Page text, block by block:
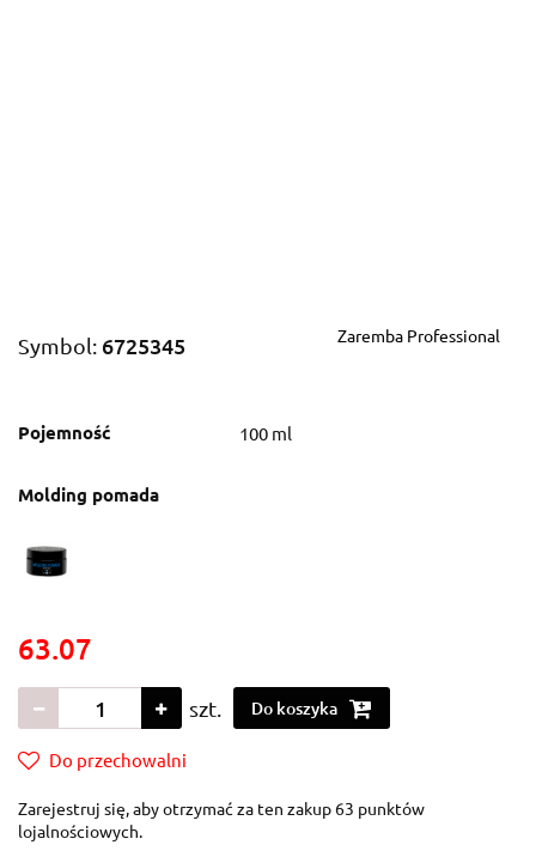
Symbol: 6725345 Zaremba Professional
Pojemność 100 ml
Molding pomada
63.07
szt. Do koszyka
Do przechowalni
Zarejestruj się, aby otrzymać za ten zakup 63 punktów
lojalnościowych.